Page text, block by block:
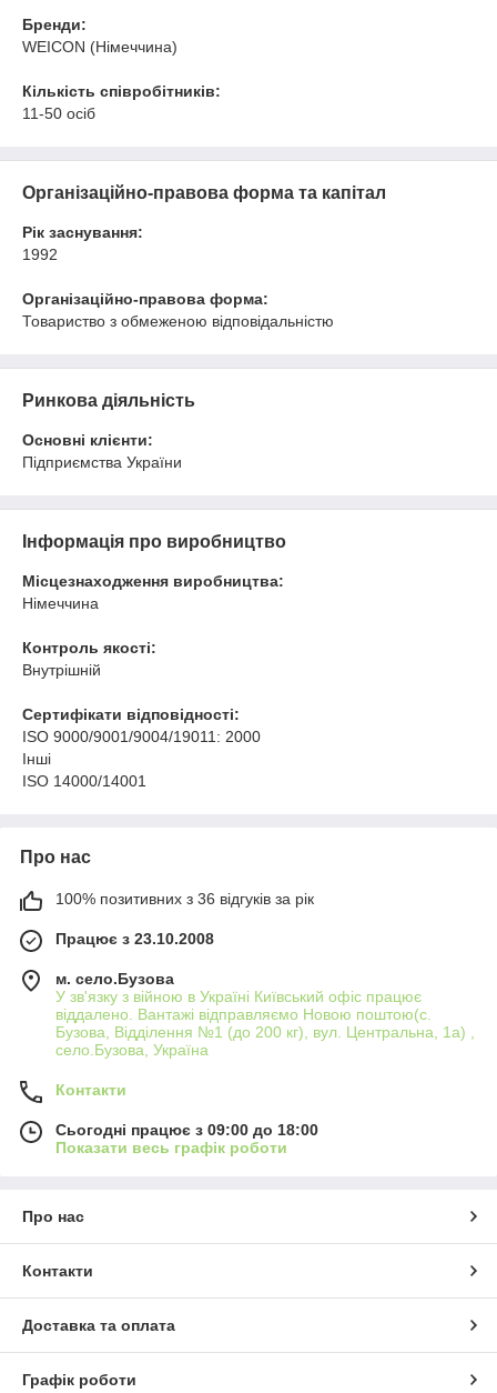
Бренди:
WEICON (Німеччина)
Кількість співробітників:
11-50 осіб
Організаційно-правова форма та капітал
Рік заснування:
1992
Організаційно-правова форма:
Товариство з обмеженою відповідальністю
Ринкова діяльність
Основні клієнти:
Пiдприємства України
Інформація про виробництво
Місцезнаходження виробництва:
Німеччина
Контроль якості:
Внутрішній
Сертифікати відповідності:
ISO 9000/9001/9004/19011: 2000
Інші
ISO 14000/14001
Про нас
100% позитивних з 36 відгуків за рік
Працює з 23.10.2008
м. село.Бузова
У зв'язку з війною в Україні Київський офіс працює
віддалено. Вантажі відправляємо Новою поштою(с.
Бузова, Відділення №1 (до 200 кг), вул. Центральна, 1а) ,
село.Бузова, Україна
Контакти
Сьогодні працює з 09:00 до 18:00
Показати весь графік роботи
Про нас
Контакти
Доставка та оплата
Графік роботи